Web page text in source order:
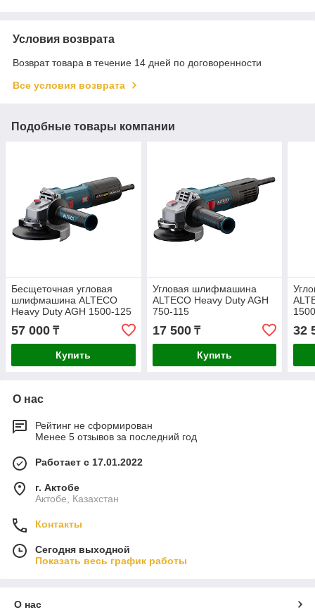
Условия возврата
Возврат товара в течение 14 дней по договоренности
Все условия возврата
Подобные товары компании
Бесщеточная угловая
шлифмашина ALTECO
Heavy Duty AGH 1500-125
57 000 ₸
Купить
Угловая шлифмашина
ALTECO Heavy Duty AGH
750-115
17 500₸
Купить
32
О нас
Рейтинг не сформирован
Менее 5 отзывов за последний год
Работает с 17.01.2022
г. Актобе
Актобе, Казахстан
Контакты
Сегодня выходной
Показать весь график работы
О нас